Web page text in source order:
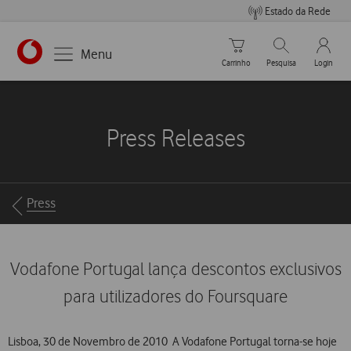
Estado da Rede
https://www.vodafone.pt
Menu
Carrinho de compras
Carrinho
Pesquisar
Pesquisa
My
Login
Press Releases
Breadcrumbs
Press
Vodafone Portugal lança descontos exclusivos
para utilizadores do Foursquare
Lisboa, 30 de Novembro de 2010  A Vodafone Portugal torna-se hoje